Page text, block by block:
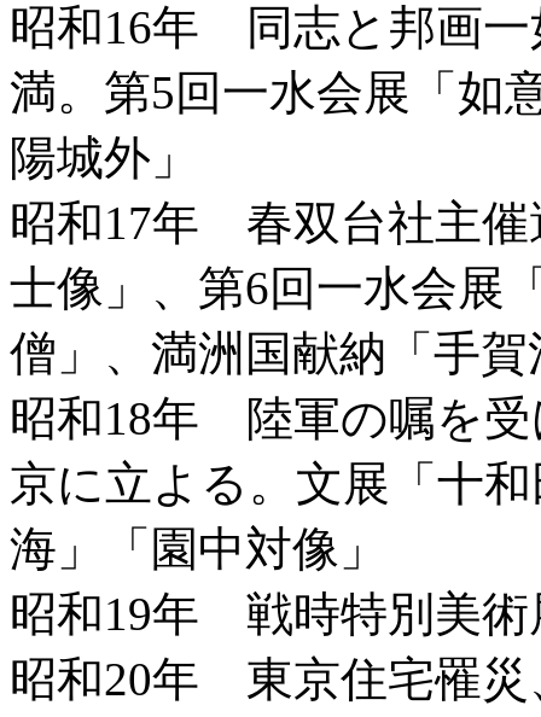
昭和16年 同志と邦画一
満。第5回一水会展「如
陽城外」
昭和17年 春双台社主催
士像」、第6回一水会展
僧」、満洲国献納「手賀
昭和18年 陸軍の嘱を受
京に立よる。文展「十
海」「園中対像」
昭和19年 戦時特別美術
昭和20年 東京住宅罹災